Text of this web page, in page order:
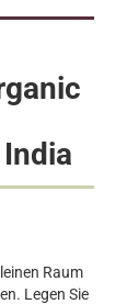
Raum
Legen Sie